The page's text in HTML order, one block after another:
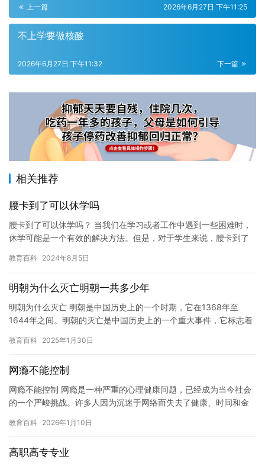
上一篇 2026年6月27日 下午11:25
不上学要做核酸
下一篇
2026年6月27日 下午11:32
相关推荐
腰卡到了可以休学吗
腰卡到了可以休学吗？ 当我们在学习或者工作中遇到一些困难时，
休学可能是一个有效的解决方法。但是，对于学生来说，腰卡到了
腰…
教育百科 2024年8月5日
明朝为什么灭亡明朝一共多少年
明朝为什么灭亡 明朝是中国历史上的一个时期，它在1368年至
1644年之间。明朝的灭亡是中国历史上的一个重大事件，它标志着
教育百科 2025年1月30日
网瘾不能控制
网瘾不能控制 网瘾是一种严重的心理健康问题，已经成为当今社会
的一个严峻挑战。许多人因为沉迷于网络而失去了健康、时间和金
制，需…
教育百科 2026年1月10日
高职高专专业